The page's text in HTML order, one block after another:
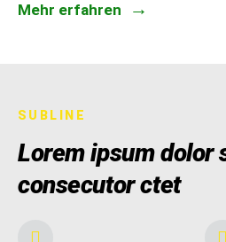
Mehr erfahren
SUBLINE
Lorem ipsum dolor
consecutor ctet